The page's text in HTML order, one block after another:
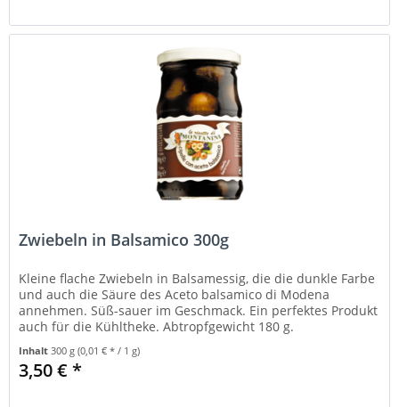
Zwiebeln in Balsamico 300g
Kleine flache Zwiebeln in Balsamessig, die die dunkle Farbe
und auch die Säure des Aceto balsamico di Modena
annehmen. Süß-sauer im Geschmack. Ein perfektes Produkt
auch für die Kühltheke. Abtropfgewicht 180 g.
Inhalt 300 g(0,01 € * / 1 g)
3,50 € *